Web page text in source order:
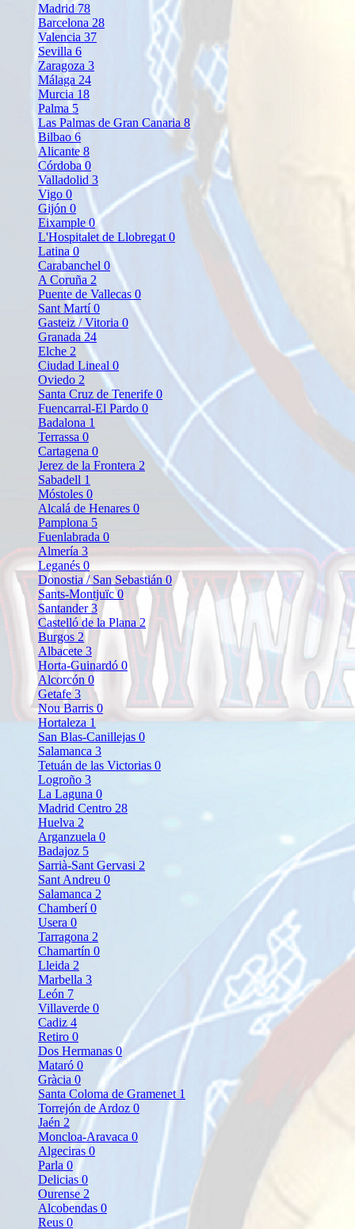
Madrid78
Barcelona 28
Valencia 37
Sevilla 6
Zaragoza 3
Málaga 24
Murcia 18
Palma 5
Las Palmas de Gran Canaria 8
Bilbao 6
Alicante 8
Córdoba 0
Valladolid 3
Vigo 0
Gijón 0
Eixample 0
L'Hospitalet de Llobregat 0
Latina0
Carabanchel 0
A Coruña 2
Puente de Vallecas 0
Sant Martí0
Gasteiz / Vitoria 0
Granada24
Elche 2
Ciudad Lineal 0
Oviedo 2
Santa Cruz de Tenerife 0
Fuencarral-El Pardo 0
Badalona 1
Terrassa 0
Cartagena 0
Jerez de la Frontera 2
Sabadell 1
Móstoles 0
Alcalá de Henares 0
Pamplona 5
Fuenlabrada 0
Almería3
Leganés 0
Donostia / San Sebastián0
Sants-Montjuïc0
Santander3
Castelló de la Plana 2
Burgos 2
Albacete3
Horta-Guinardó 0
Alcorcón 0
Getafe3
Nou Barris0
Hortaleza1
San Blas-Canillejas 0
Salamanca 3
Tetuán de las Victorias 0
Logroño 3
La Laguna 0
Madrid Centro 28
Huelva 2
Arganzuela 0
Badajoz 5
Sarrià-Sant Gervasi 2
Sant Andreu 0
Salamanca 2
Chamberí0
Usera 0
Tarragona 2
Chamartín 0
Lleida 2
Marbella 3
León 7
Villaverde 0
Cadiz 4
Retiro 0
Dos Hermanas0
Mataró 0
Gràcia 0
Santa Coloma de Gramenet 1
Torrejón de Ardoz 0
Jaén 2
Moncloa-Aravaca 0
Algeciras 0
Parla 0
Delicias 0
Ourense 2
Alcobendas 0
Reus 0